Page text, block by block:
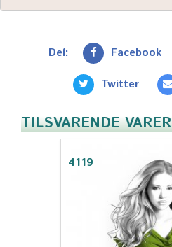
Del: Facebook
Twitter
TILSVARENDE VARER
4119